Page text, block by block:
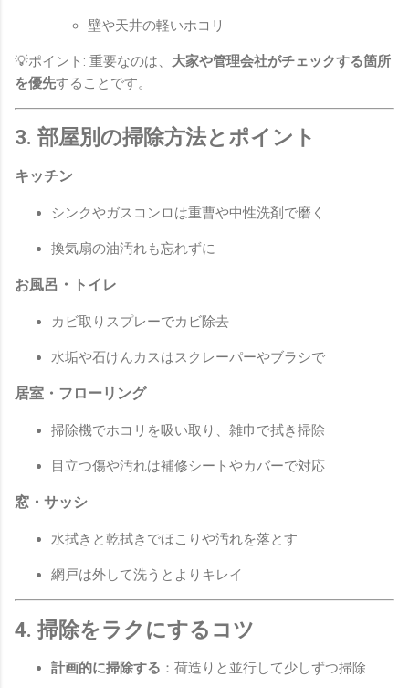
壁や天井の軽いホコリ
💡ポイント: 重要なのは、 大家や管理会社がチェックする箇所
を優先することです。
3. 部屋別の掃除方法とポイント
キッチン
シンクやガスコンロは重曹や中性洗剤で磨く
換気扇の油汚れも忘れずに
お風呂・トイレ
カビ取りスプレーでカビ除去
水垢や石けんカスはスクレーパーやブラシで
居室・フローリング
掃除機でホコリを吸い取り、雑巾で拭き掃除
目立つ傷や汚れは補修シートやカバーで対応
窓・サッシ
水拭きと乾拭きでほこりや汚れを落とす
網戸は外して洗うとよりキレイ
4. 掃除をラクにするコツ
計画的に掃除する ：荷造りと並行して少しずつ掃除